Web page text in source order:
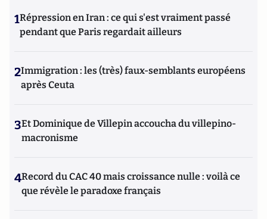
1Répression en Iran : ce qui s'est vraiment passé
pendant que Paris regardait ailleurs
2Immigration : les (très) faux-semblants européens
après Ceuta
3Et Dominique de Villepin accoucha du villepino-
macronisme
4Record du CAC 40 mais croissance nulle : voilà ce
que révèle le paradoxe français